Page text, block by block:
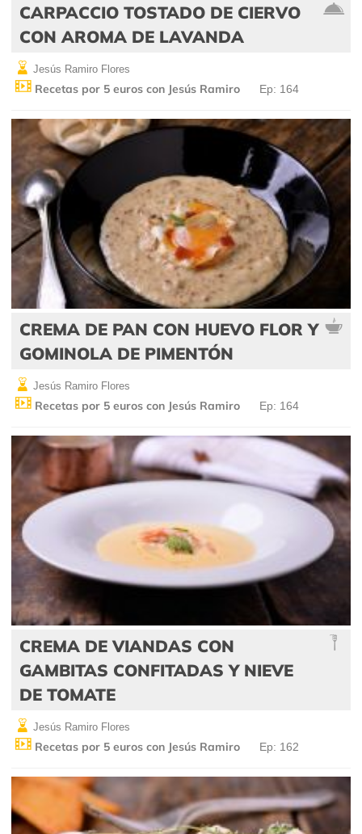
CARPACCIO TOSTADO DE CIERVO
CON AROMA DE LAVANDA
Jesús Ramiro Flores
Recetas por 5 euros con Jesús Ramiro Ep: 164
CREMA DE PAN CON HUEVO FLOR Y
GOMINOLA DE PIMENTÓN
Jesús Ramiro Flores
Recetas por 5 euros con Jesús Ramiro Ep: 164
CREMA DE VIANDAS CON
GAMBITAS CONFITADAS Y NIEVE
DE TOMATE
Jesús Ramiro Flores
Recetas por 5 euros con Jesús Ramiro Ep: 162